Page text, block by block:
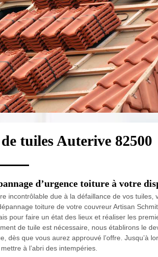
tuiles Auterive 82500
d’urgence toiture à votre
incontrôlable due à la défaillance de vos tuiles,
toiture de votre couvreur Artisan
pour faire un état des lieux et réaliser les
de tuile est nécessaire, nous établirons le
dès que vous aurez approuvé l’offre. Jusqu’à
à l’abri des intempéries.